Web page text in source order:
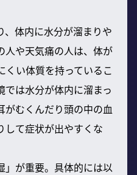
体内に水分が溜まりや
人や天気痛の人は、体が
い体質を持っているこ
では水分が体内に溜まっ
がむくんだり頭の中の血
して症状が出やすくな
」が重要。具体的には以